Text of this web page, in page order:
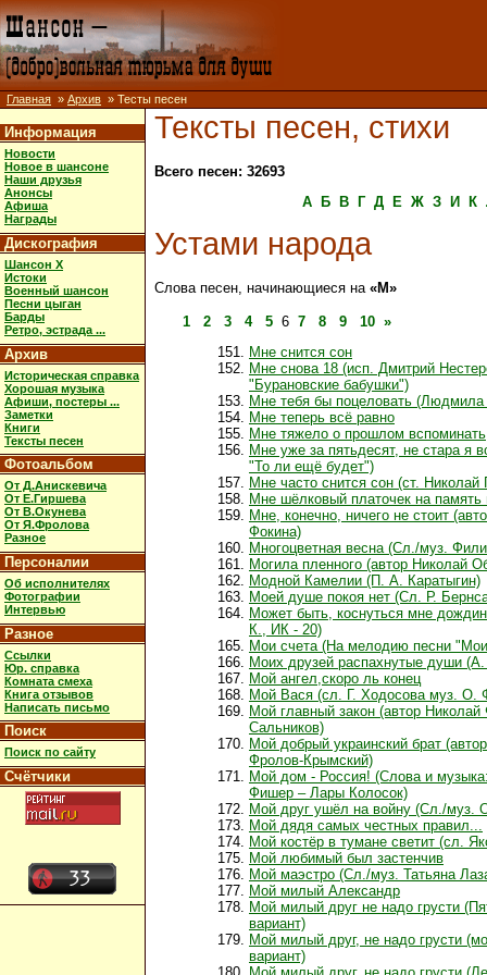
Главная » Архив » Тесты песен
Информация
Новости
Новое в шансоне
Наши друзья
Анонсы
Афиша
Награды
Дискография
Шансон X
Истоки
Военный шансон
Песни цыган
Барды
Ретро, эстрада ...
Архив
Историческая справка
Хорошая музыка
Афиши, постеры ...
Заметки
Книги
Тексты песен
Фотоальбом
От Д.Анискевича
От Е.Гиршева
От В.Окунева
От Я.Фролова
Разное
Персоналии
Об исполнителях
Фотографии
Интервью
Разное
Ссылки
Юр. справка
Комната смеха
Книга отзывов
Написать письмо
Поиск
Поиск по сайту
Счётчики
Тексты песен, стихи
Всего песен: 32693
А
Б В Г Д Е Ж З И К
Устами народа
Слова песен, начинающиеся на «М»
1 2 3 4 5 6 7 8 9 10 »
Мне снится сон
Мне снова 18 (исп. Дмитрий
"Бурановские бабушки")
Мне тебя бы поцеловать
Мне теперь всё равно
Мне тяжело о прошлом вспоминать
Мне уже за пятьдесят, не стара я
"То ли ещё будет")
Мне часто снится сон (ст. Николай
Мне шёлковый платочек на память
Мне, конечно, ничего не стоит
Фокина)
Многоцветная весна (Сл./муз.
Могила пленного (автор Николай
Модной Камелии (П. А. Каратыгин)
Моей душе покоя нет (Сл. Р.
Может быть, коснуться мне
К., ИК - 20)
Мои счета (На мелодию песни
Моих друзей распахнутые души (А.
Мой ангел,скоро ль конец
Мой Вася (сл. Г. Ходосова муз. О.
Мой главный закон (автор
Сальников)
Мой добрый украинский брат
Фролов-Крымский)
Мой дом - Россия! (Слова и
Фишер – Лары Колосок)
Мой друг ушёл на войну (Сл./муз.
Мой дядя самых честных правил...
Мой костёр в тумане светит (сл.
Мой любимый был застенчив
Мой маэстро (Сл./муз. Татьяна
Мой милый Александр
Мой милый друг не надо грусти
вариант)
Мой милый друг, не надо грусти
вариант)